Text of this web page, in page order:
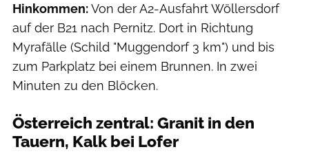
Hinkommen:Von der A2-Ausfahrt Wöllersdorf
auf der B21 nach Pernitz. Dort in Richtung
Myrafälle (Schild "Muggendorf 3 km") und bis
zum Parkplatz bei einem Brunnen. In zwei
Minuten zu den Blöcken.
Österreich zentral: Granit in den
Tauern, Kalk bei Lofer